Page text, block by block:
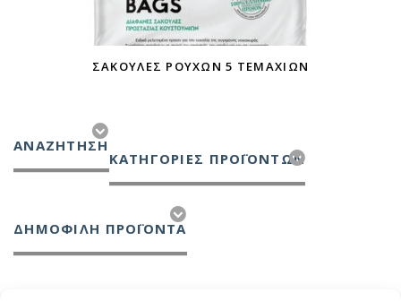
ΣΑΚΟΎΛΕΣ ΡΟΎΧΩΝ 5 ΤΕΜΑΧΊΩΝ
ΑΝΑΖΉΤΗΣΗ
ΚΑΤΗΓΟΡΙΕΣ ΠΡΟΪΟΝΤΩΝ
ΔΗΜΟΦΙΛΗ ΠΡΟΪΟΝΤΑ